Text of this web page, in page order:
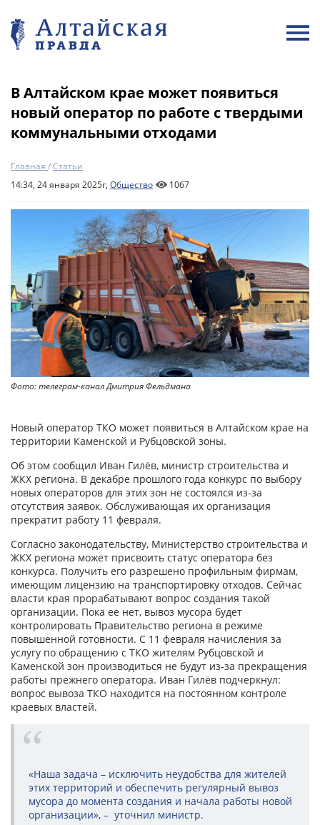
В Алтайском крае может появиться
новый оператор по работе с твердыми
коммунальными отходами
Главная /Статьи
14:34, 24 января 2025г, Общество 1067
Фото: телеграм-канал Дмитрия Фельдмана
Новый оператор ТКО может появиться в Алтайском крае на
территории Каменской и Рубцовской зоны.
Об этом сообщил Иван Гилёв, министр строительства и
ЖКХ региона. В декабре прошлого года конкурс по выбору
новых операторов для этих зон не состоялся из-за
отсутствия заявок. Обслуживающая их организация
прекратит работу 11 февраля.
Согласно законодательству, Министерство строительства и
ЖКХ региона может присвоить статус оператора без
конкурса. Получить его разрешено профильным фирмам,
имеющим лицензию на транспортировку отходов. Сейчас
власти края прорабатывают вопрос создания такой
организации. Пока ее нет, вывоз мусора будет
контролировать Правительство региона в режиме
повышенной готовности. С 11 февраля начисления за
услугу по обращению с ТКО жителям Рубцовской и
Каменской зон производиться не будут из-за прекращения
работы прежнего оператора. Иван Гилёв подчеркнул:
вопрос вывоза ТКО находится на постоянном контроле
краевых властей.
«Наша задача – исключить неудобства для жителей
этих территорий и обеспечить регулярный вывоз
мусора до момента создания и начала работы новой
организации», – уточнил министр.